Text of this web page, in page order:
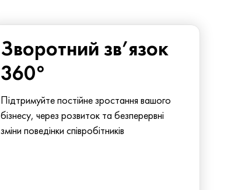
Зворотний зв’язок
360°
Підтримуйте постійне зростання вашого
бізнесу, через розвиток та безперервні
зміни поведінки співробітників